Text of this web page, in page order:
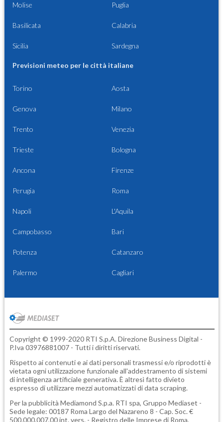
Molise Puglia
Basilicata Calabria
Sicilia Sardegna
Previsioni meteo per le città italiane
Torino Aosta
Genova Milano
Trento Venezia
Trieste Bologna
Ancona Firenze
Perugia Roma
Napoli L'Aquila
Campobasso Bari
Potenza Catanzaro
Palermo Cagliari
Copyright © 1999-2020 RTI S.p.A. Direzione Business Digital -
P.Iva 03976881007 - Tutti i diritti riservati.
Rispetto ai contenuti e ai dati personali trasmessi e/o riprodotti è
vietata ogni utilizzazione funzionale all'addestramento di sistemi
di intelligenza artificiale generativa. È altresì fatto divieto
espresso di utilizzare mezzi automatizzati di data scraping.
Per la pubblicità Mediamond S.p.a. RTI spa, Gruppo Mediaset -
Sede legale: 00187 Roma Largo del Nazareno 8 - Cap. Soc. €
500.000.007,00 int. vers. - Registro delle Imprese di Roma,